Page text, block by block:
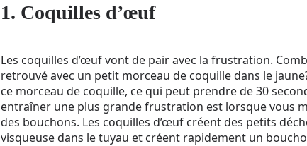
1. Coquilles d’œuf
Les coquilles d’œuf vont de pair avec la frustration.
retrouvé avec un petit morceau de coquille dans le
ce morceau de coquille, ce qui peut prendre de 30
entraîner une plus grande frustration est lorsque vous
des bouchons. Les coquilles d’œuf créent des petits
visqueuse dans le tuyau et créent rapidement un